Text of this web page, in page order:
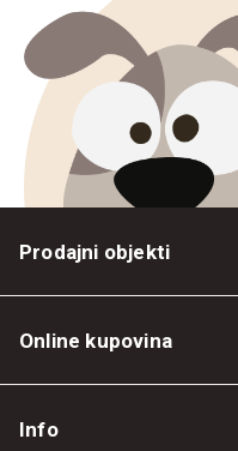
Prodajni objekti
Online kupovina
Info